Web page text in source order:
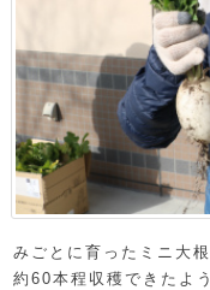
みごとに育ったミニ大
約60本程収穫できたよ